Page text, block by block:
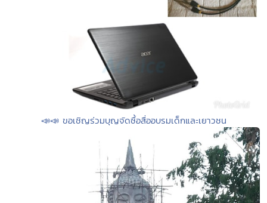
📣📣 ขอเชิญร่วมบุญจัดซื้อสื่ออบรมเด็กและเยาวชน